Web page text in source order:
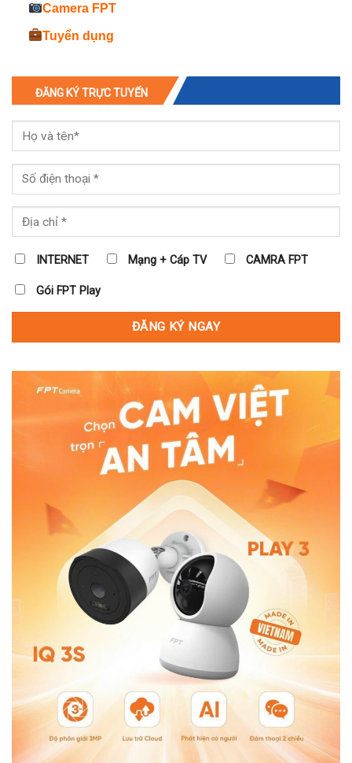
Camera FPT
Tuyển dụng
ĐĂNG KÝ TRỰC TUYẾN
INTERNET Mạng + Cáp TV CAMRA FPT
Gói FPT Play